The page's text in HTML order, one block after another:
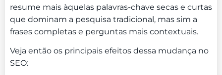
resume mais àquelas palavras-chave secas e curtas
que dominam a pesquisa tradicional, mas sim a
frases completas e perguntas mais contextuais.
Veja então os principais efeitos dessa mudança no
SEO: